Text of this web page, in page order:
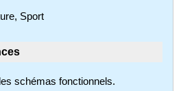
Sport
schémas fonctionnels.